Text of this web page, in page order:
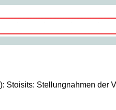
Stoisits: Stellungnahmen